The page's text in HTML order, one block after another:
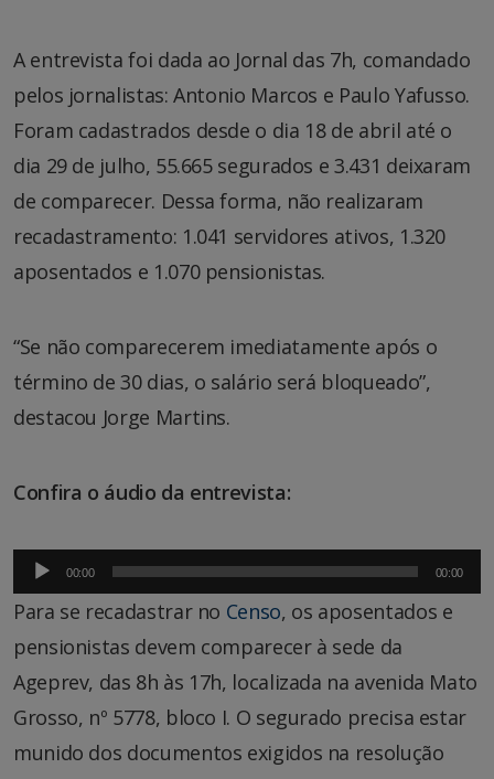
A entrevista foi dada ao Jornal das 7h, comandado
pelos jornalistas: Antonio Marcos e Paulo Yafusso.
Foram cadastrados desde o dia 18 de abril até o
dia 29 de julho, 55.665 segurados e 3.431 deixaram
de comparecer. Dessa forma, não realizaram
recadastramento: 1.041 servidores ativos, 1.320
aposentados e 1.070 pensionistas.
“Se não comparecerem imediatamente após o
término de 30 dias, o salário será bloqueado”,
destacou Jorge Martins.
Confira o áudio da entrevista:
Tocador
de
áudio
00:00 00:00
Para se recadastrar no Censo, os aposentados e
pensionistas devem comparecer à sede da
Ageprev, das 8h às 17h, localizada na avenida Mato
Grosso, nº 5778, bloco I. O segurado precisa estar
munido dos documentos exigidos na resolução